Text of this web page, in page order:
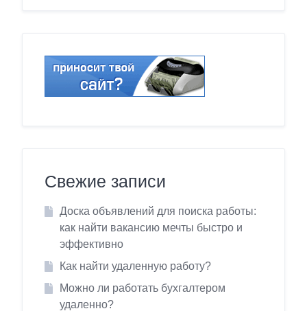
Свежие записи
Доска объявлений для поиска работы:
как найти вакансию мечты быстро и
эффективно
Как найти удаленную работу?
Можно ли работать бухгалтером
удаленно?